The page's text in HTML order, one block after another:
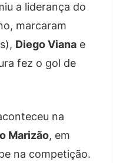
a liderança do
marcaram
Diego Viana e
fez o gol de
na
Marizão, em
na competição.